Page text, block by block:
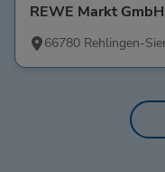
REWE Markt GmbH
66780 Rehlingen-